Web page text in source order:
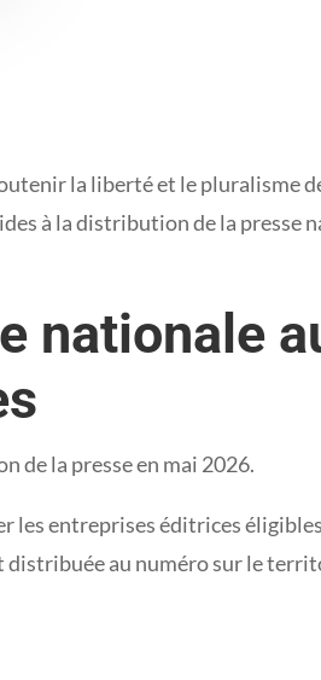
la liberté et le pluralisme
à la distribution de la presse
nationale
de la presse en mai 2026.
entreprises éditrices
au numéro sur le